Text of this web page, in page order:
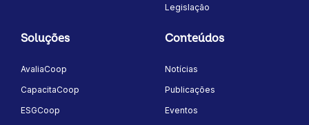
Legislação
Soluções
AvaliaCoop
CapacitaCoop
ESGCoop
Conteúdos
Notícias
Publicações
Eventos